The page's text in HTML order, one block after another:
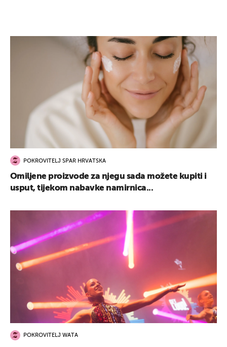
POKROVITELJ SPAR HRVATSKA
Omiljene proizvode za njegu sada možete kupiti i
usput, tijekom nabavke namirnica...
POKROVITELJ WATA